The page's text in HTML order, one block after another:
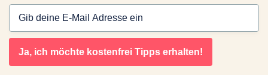
Ja, ich möchte kostenfrei Tipps erhalten!